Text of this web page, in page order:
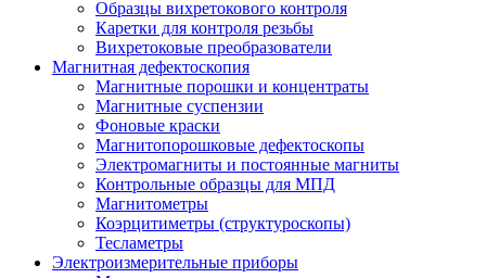
Образцы вихретокового контроля
Каретки для контроля резьбы
Вихретоковые преобразователи
Магнитная дефектоскопия
Магнитные порошки и концентраты
Магнитные суспензии
Фоновые краски
Магнитопорошковые дефектоскопы
Электромагниты и постоянные магниты
Контрольные образцы для МПД
Магнитометры
Коэрцитиметры (структуроскопы)
Тесламетры
Электроизмерительные приборы